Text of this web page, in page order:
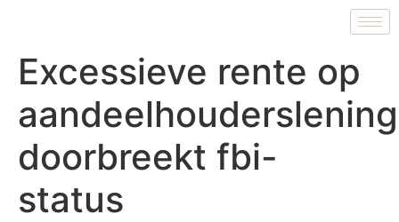
Excessieve rente op
doorbreekt fbi-
status